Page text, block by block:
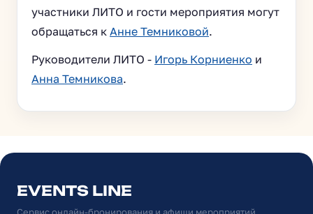
участники ЛИТО и гости мероприятия могут
обращаться к Анне Темниковой.
Руководители ЛИТО - Игорь Корниенко и
Анна Темникова.
EVENTS LINE